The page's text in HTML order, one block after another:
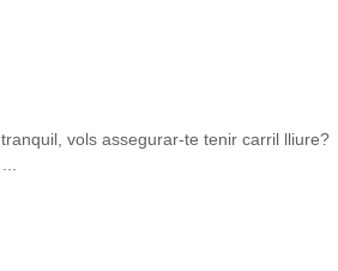
vols assegurar-te tenir carril lliure?